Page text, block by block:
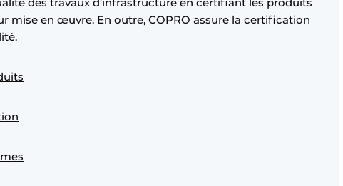
mise en œuvre. En outre, COPRO assure la certification